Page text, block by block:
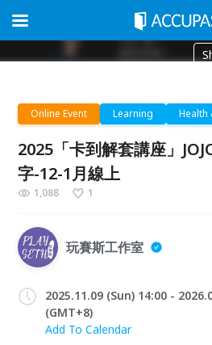
Online Event Learning Health
2025「卡到解套講座」
字-12-1月線上
1,088 1
玩賽斯工作室
2025.11.09 (Sun) 14:00 -
(GMT+8)
Add To Calendar